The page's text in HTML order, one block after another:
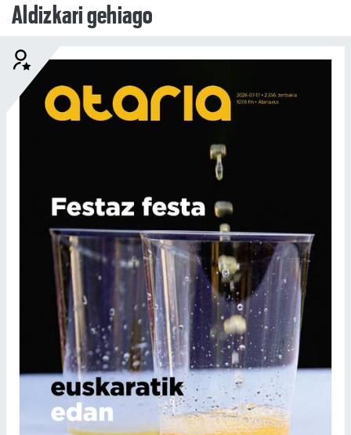
Aldizkari gehiago